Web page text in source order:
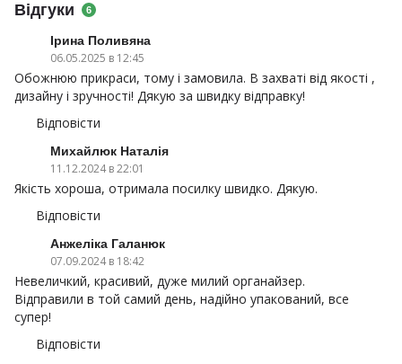
Відгуки 6
Ірина Поливяна
06.05.2025 в 12:45
Обожнюю прикраси, тому і замовила. В захваті від якості ,
дизайну і зручності! Дякую за швидку відправку!
Відповісти
Михайлюк Наталія
11.12.2024 в 22:01
Якість хороша, отримала посилку швидко. Дякую.
Відповісти
Анжеліка Галанюк
07.09.2024 в 18:42
Невеличкий, красивий, дуже милий органайзер.
Відправили в той самий день, надійно упакований, все
супер!
Відповісти